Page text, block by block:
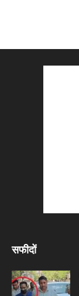
सफीदों